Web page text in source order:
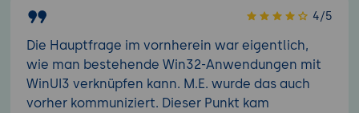
4/5
Die Hauptfrage im vornherein war eigentlich,
wie man bestehende Win32-Anwendungen mit
WinUI3 verknüpfen kann. M.E. wurde das auch
vorher kommuniziert. Dieser Punkt kam